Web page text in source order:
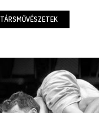
TÁRSMŰVÉSZETEK